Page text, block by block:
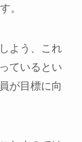
。
よう、これ
ているとい
が目標に向